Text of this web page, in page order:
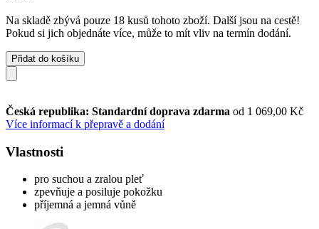
Na skladě zbývá pouze 18 kusů tohoto zboží. Další jsou na cestě!
Pokud si jich objednáte více, může to mít vliv na termín dodání.
Přidat do košíku
Česká republika: Standardní doprava zdarma od 1 069,00 Kč
Více informací k přepravě a dodání
Vlastnosti
pro suchou a zralou pleť
zpevňuje a posiluje pokožku
příjemná a jemná vůně